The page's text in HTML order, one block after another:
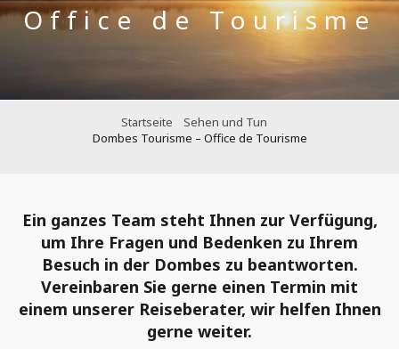
Office de Tourisme
Startseite
Sehen und Tun
Dombes Tourisme – Office de Tourisme
Ein ganzes Team steht Ihnen zur Verfügung,
um Ihre Fragen und Bedenken zu Ihrem
Besuch in der Dombes zu beantworten.
Vereinbaren Sie gerne einen Termin mit
einem unserer Reiseberater, wir helfen Ihnen
gerne weiter.